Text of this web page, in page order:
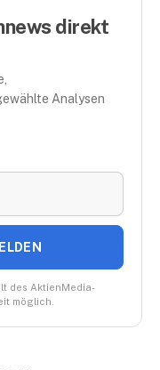
direkt
Analysen
des AktienMedia-
möglich.